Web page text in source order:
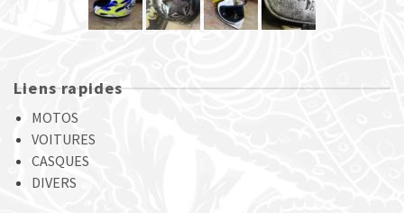
Liens rapides
MOTOS
VOITURES
CASQUES
DIVERS